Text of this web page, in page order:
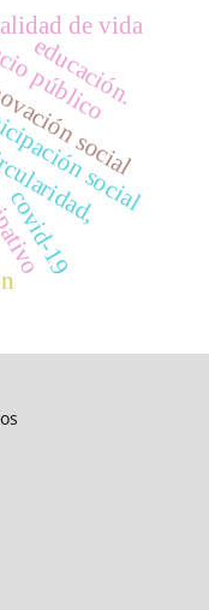
social
público
de vida
s
l
covid-19
educación.